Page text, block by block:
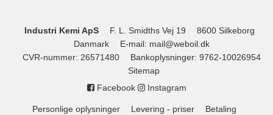
Industri Kemi ApS F. L. Smidths Vej 19
8600 Silkeborg
Danmark
E-mail: mail@weboil.dk
CVR-nummer: 26571480 Bankoplysninger: 9762-10026954
Sitemap
Facebook
Instagram
Personlige oplysninger Levering - priser
Betaling